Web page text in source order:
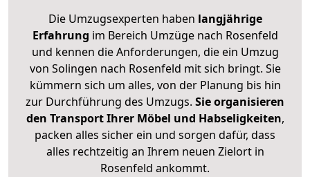
Die Umzugsexperten haben langjährige
Erfahrung im Bereich Umzüge nach Rosenfeld
und kennen die Anforderungen, die ein Umzug
von Solingen nach Rosenfeld mit sich bringt. Sie
kümmern sich um alles, von der Planung bis hin
zur Durchführung des Umzugs. Sie organisieren
den Transport Ihrer Möbel und Habseligkeiten,
packen alles sicher ein und sorgen dafür, dass
alles rechtzeitig an Ihrem neuen Zielort in
Rosenfeld ankommt.